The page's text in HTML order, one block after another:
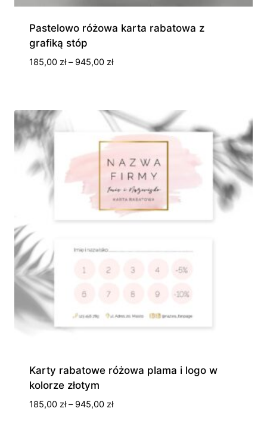
Pastelowo różowa karta rabatowa z
grafiką stóp
185,00 zł – 945,00 złZakres
do
945,00 zł
Karty rabatowe różowa plama i logo w
kolorze złotym
185,00 zł – 945,00 złZakres